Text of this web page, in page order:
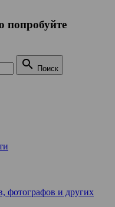
попробуйте
 Поиск
фотографов и других